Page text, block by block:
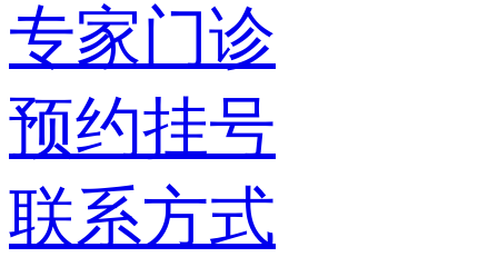
专家门诊
预约挂号
联系方式